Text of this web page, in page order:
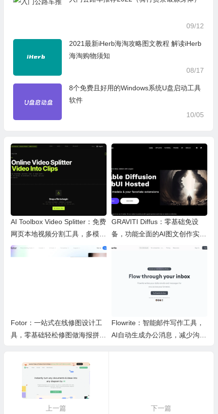
09/12
2021最新iHerb海淘攻略图文教程 解读iHerb
海淘购物须知
08/17
8个免费且好用的Windows系统U盘启动工具
软件
10/05
AI Toolbox Video Splitter：免费
网页本地视频分割工具，多模式
裁切高清视频且保护隐私
GRAVITI Diffus：零基础免设
备，功能全面的AI图文创作实用
平台
Fotor：一站式在线修图设计工
具，零基础轻松修图做海报拼图
Flowrite：智能邮件写作工具，
AI自动生成办公消息，减少沟通
上一篇 下一篇